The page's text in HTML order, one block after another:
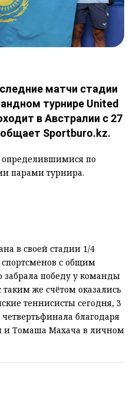
матчи стадии
турнире United
в Австралии с 27
Sportburo.kz.
определившимися по
парами турнира.
в своей стадии 1/4
с общим
забрала победу у команды
же счётом оказались
теннисисты сегодня, 3
благодаря
и Томаша Махача в личном